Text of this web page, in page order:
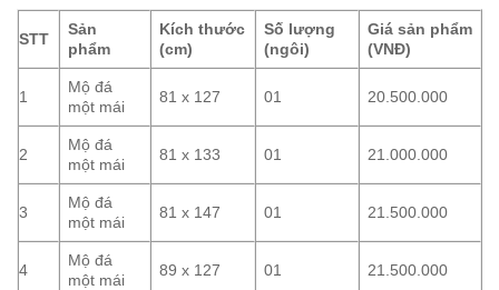
STT
Sản
phẩm
Kích thước
(cm)
Số lượng
(ngôi)
Giá sản phẩm
(VNĐ)
1
Mộ đá
một mái
81 x 127 01 20.500.000
2
Mộ đá
một mái
81 x 133 01 21.000.000
3
Mộ đá
một mái
81 x 147 01 21.500.000
4
Mộ đá
một mái
89 x 127 01 21.500.000